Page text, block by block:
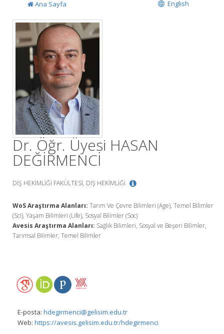
English
Ana Sayfa
Dr. Öğr. Üyesi HASAN
DEĞİRMENCİ
DİŞ HEKİMLİĞİ FAKÜLTESİ, DİŞ HEKİMLİĞİ
WoS Araştırma Alanları: Tarım Ve Çevre Bilimleri (Age), Temel Bilimler
(Sci), Yaşam Bilimleri (Life), Sosyal Bilimler (Soc)
Avesis Araştırma Alanları: Sağlık Bilimleri, Sosyal ve Beşeri Bilimler,
Tarımsal Bilimler, Temel Bilimler
E-posta: hdegirmenci@gelisim.edu.tr
Web: https://avesis.gelisim.edu.tr/hdegirmenci